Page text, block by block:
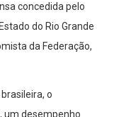
concedida pelo
do Rio Grande
da Federação,
o
um desempenho